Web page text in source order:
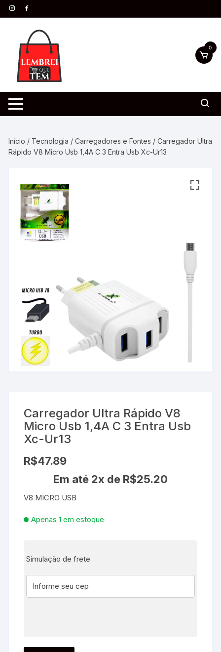
0
Início / Tecnologia /Carregadores e Fontes / Carregador Ultra
Rápido V8 Micro Usb 1,4A C 3 Entra Usb Xc-Ur13
Carregador Ultra Rápido V8
Micro Usb 1,4A C 3 Entra Usb
Xc-Ur13
R$47.89
Em até 2x de R$25.20
V8 MICRO USB
Apenas 1 em estoque
Simulação de frete